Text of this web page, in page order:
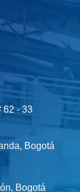
62 - 33
Bogotá
Bogotá